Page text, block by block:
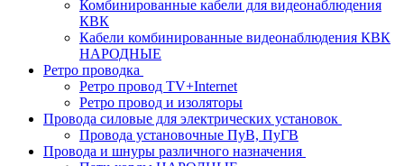
Комбинированные кабели для видеонаблюдения
КВК
Кабели комбинированные видеонаблюдения КВК
НАРОДНЫЕ
Ретро проводка
Ретро провод TV+Internet
Ретро провод и изоляторы
Провода силовые для электрических установок
Провода установочные ПуВ, ПуГВ
Провода и шнуры различного назначения